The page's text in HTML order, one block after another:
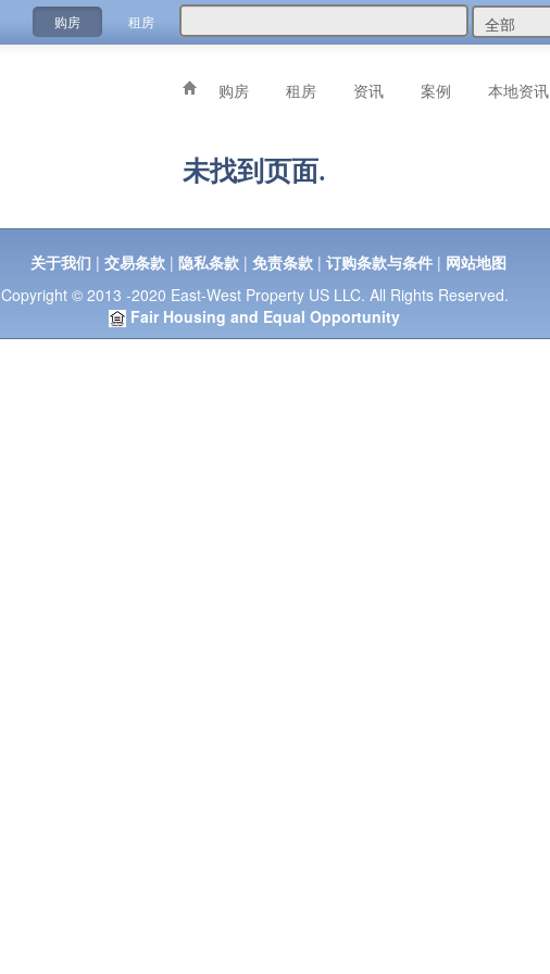
购房 租房
购房 租房 资讯 案例 本地资讯
未找到页面.
关于我们 | 交易条款| 隐私条款| 免责条款| 订购条款与条件| 网站地图
Copyright © 2013 -2020 East-West Property US LLC. All Rights Reserved.
Fair Housing and Equal Opportunity